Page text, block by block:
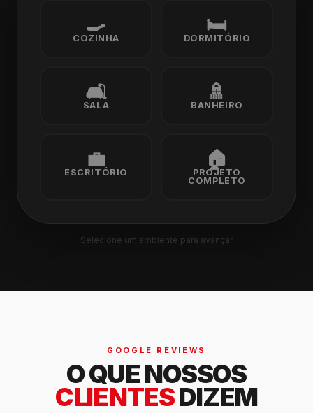
🍳
COZINHA
🛏️
DORMITÓRIO
🛋️
SALA
🚿
BANHEIRO
💼
ESCRITÓRIO
🏠
PROJETO
COMPLETO
Selecione um ambiente para avançar
GOOGLE REVIEWS
O QUE NOSSOS
CLIENTESDIZEM